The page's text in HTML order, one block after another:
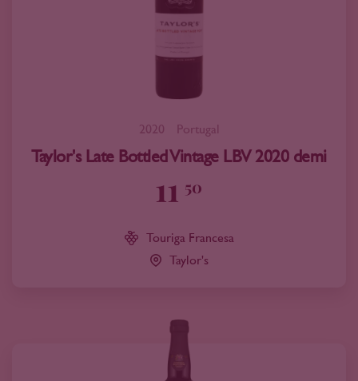
2020 Portugal
Taylor's Late Bottled Vintage LBV 2020 demi
11 50
Touriga Francesa
Taylor's